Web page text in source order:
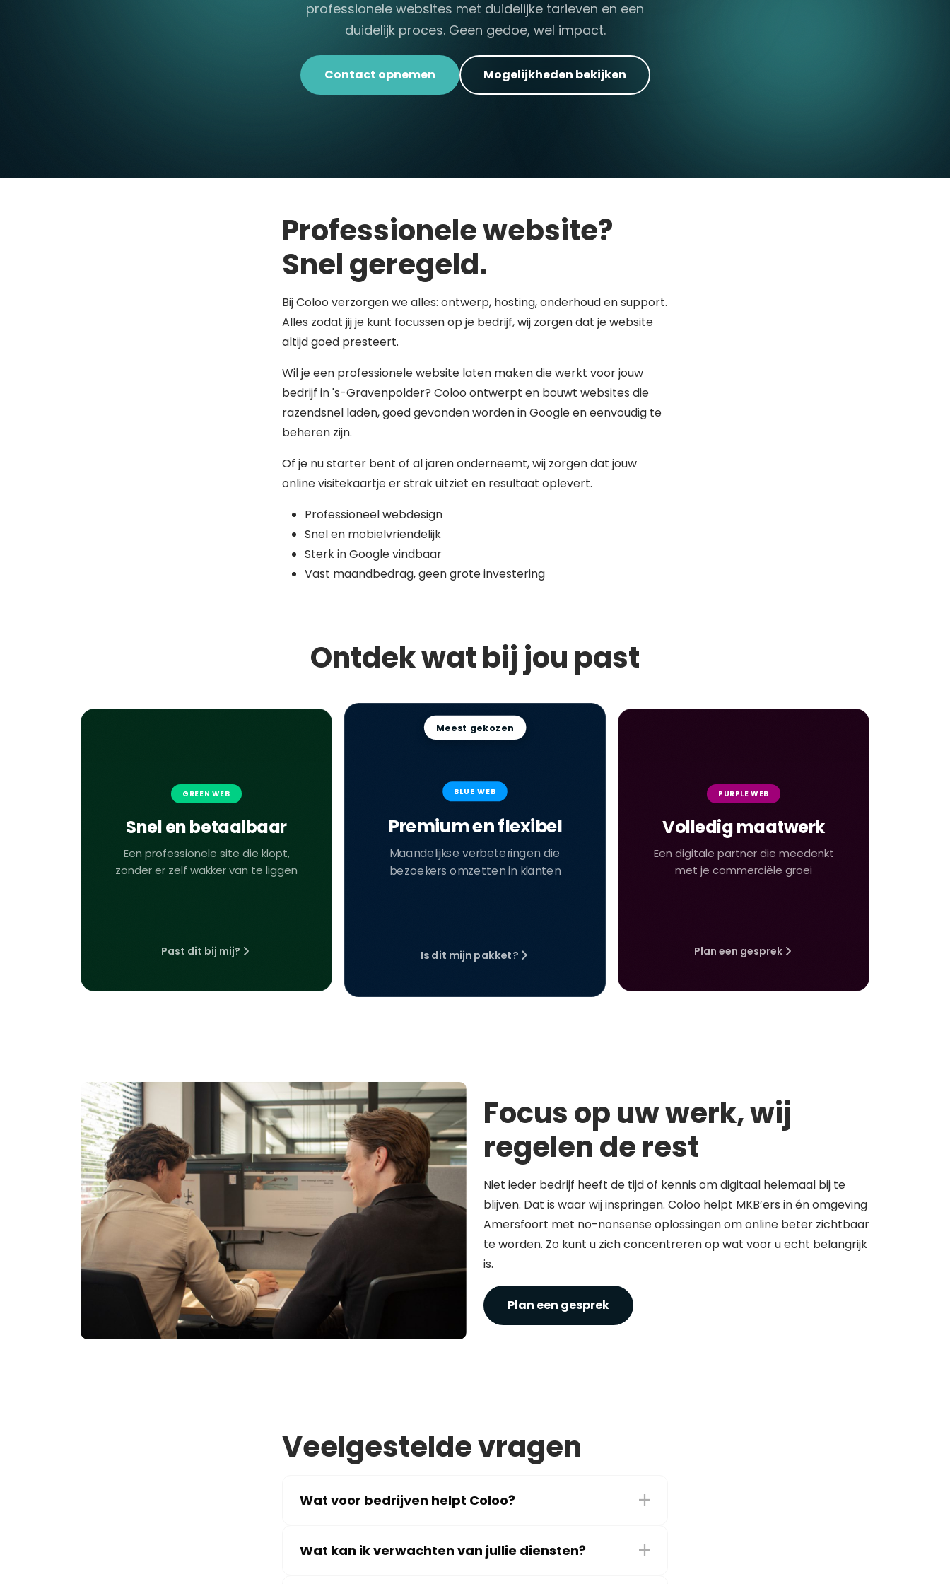
professionele websites met duidelijke tarieven en een
duidelijk proces. Geen gedoe, wel impact.
Contact opnemen Mogelijkheden bekijken
Professionele website?
Snel geregeld.
Bij Coloo verzorgen we alles: ontwerp, hosting, onderhoud en support.
Alles zodat jij je kunt focussen op je bedrijf, wij zorgen dat je website
altijd goed presteert.
Wil je een professionele website laten maken die werkt voor jouw
bedrijf in 's-Gravenpolder? Coloo ontwerpt en bouwt websites die
razendsnel laden, goed gevonden worden in Google en eenvoudig te
beheren zijn.
Of je nu starter bent of al jaren onderneemt, wij zorgen dat jouw
online visitekaartje er strak uitziet en resultaat oplevert.
Professioneel webdesign
Snel en mobielvriendelijk
Sterk in Google vindbaar
Vast maandbedrag, geen grote investering
Ontdek wat bij jou past
GREEN WEB
Snel en betaalbaar
Een professionele site die klopt,
zonder er zelf wakker van te liggen
Past dit bij mij?
Meest gekozen
BLUE WEB
Premium en flexibel
Maandelijkse verbeteringen die
bezoekers omzetten in klanten
Is dit mijn pakket?
PURPLE WEB
Volledig maatwerk
Een digitale partner die meedenkt
met je commerciële groei
Plan een gesprek
Focus op uw werk, wij
regelen de rest
Niet ieder bedrijf heeft de tijd of kennis om digitaal helemaal bij te
blijven. Dat is waar wij inspringen. Coloo helpt MKB’ers in én omgeving
Amersfoort met no-nonsense oplossingen om online beter zichtbaar
te worden. Zo kunt u zich concentreren op wat voor u echt belangrijk
is.
Plan een gesprek
Veelgestelde vragen
Wat voor bedrijven helpt Coloo?
Wat kan ik verwachten van jullie diensten?